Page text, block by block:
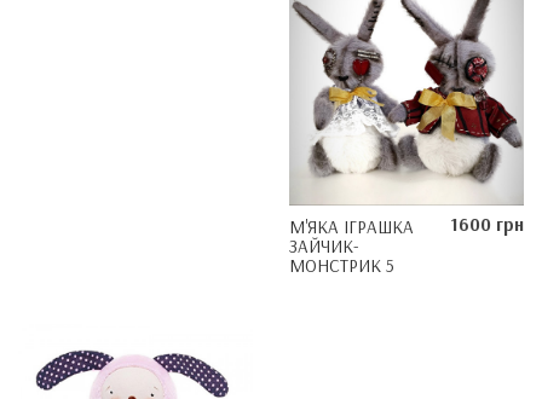
М'ЯКА ІГРАШКА
ЗАЙЧИК-
МОНСТРИК 5
1600 грн